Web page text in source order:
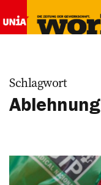
Schlagwort
Ablehnung